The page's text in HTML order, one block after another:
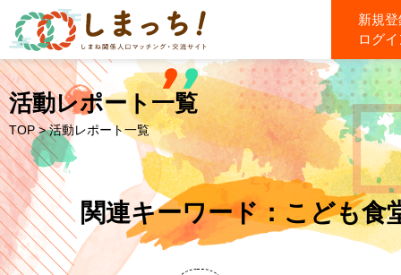
新規
ログ
活動レポート一覧
TOP > 活動レポート一覧
関連キーワード：こども食